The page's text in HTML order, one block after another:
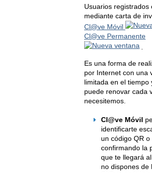
Usuarios registrados
mediante carta de
Cl@ve Móvil
Cl@ve Permanente
.
Es una forma de
por Internet con una
limitada en el tiempo
puede renovar cada
necesitemos.
Cl@ve Móvil
identificarte
un código QR o
confirmando la
que te llegará
no dispones de